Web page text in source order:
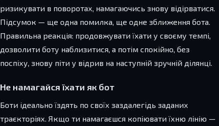
ризикувати в поворотах, намагаючись знову відірватися.
Підсумок — ще одна помилка, ще одне зближення бота.
Правильна реакція: продовжувати їхати у своєму темпі,
дозволити боту наблизитися, а потім спокійно, без
поспіху, знову піти у відрив на наступній зручній ділянці.
Не намагайся їхати як бот
Боти ідеально їздять по своїх заздалегідь заданих
траєкторіях. Якщо ти намагаєшся копіювати їхню лінію —